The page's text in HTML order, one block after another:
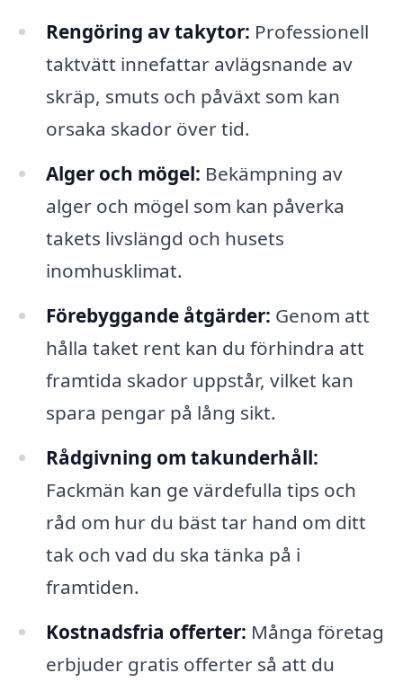
Rengöring av takytor: Professionell
taktvätt innefattar avlägsnande av
skräp, smuts och påväxt som kan
orsaka skador över tid.
Alger och mögel: Bekämpning av
alger och mögel som kan påverka
takets livslängd och husets
inomhusklimat.
Förebyggande åtgärder: Genom att
hålla taket rent kan du förhindra att
framtida skador uppstår, vilket kan
spara pengar på lång sikt.
Rådgivning om takunderhåll:
Fackmän kan ge värdefulla tips och
råd om hur du bäst tar hand om ditt
tak och vad du ska tänka på i
framtiden.
Kostnadsfria offerter: Många företag
erbjuder gratis offerter så att du